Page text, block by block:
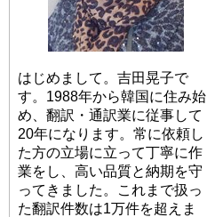
はじめまして。吉田晃子で
す。1988年から韓国に住み始
め、翻訳・通訳業に従事して
20年になります。常に依頼し
た方の立場に立って丁寧に作
業をし、高い品質と納期を守
ってきました。これまで扱っ
た翻訳件数は1万件を超えま